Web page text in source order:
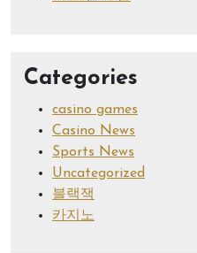
Categories
casino games
Casino News
Sports News
Uncategorized
블랙잭
카지노